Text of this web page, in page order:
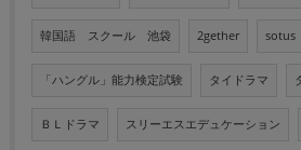
韓国語 スクール 池袋 2gether sotus
「ハングル」能力検定試験 タイドラマ
ＢＬドラマ スリーエスエデュケーション